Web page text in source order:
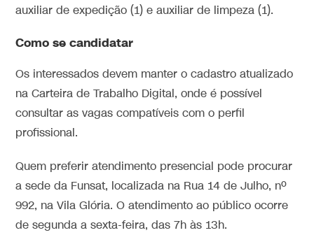
auxiliar de expedição (1) e auxiliar de limpeza (1).
Como se candidatar
Os interessados devem manter o cadastro atualizado
na Carteira de Trabalho Digital, onde é possível
consultar as vagas compatíveis com o perfil
profissional.
Quem preferir atendimento presencial pode procurar
a sede da Funsat, localizada na Rua 14 de Julho, nº
992, na Vila Glória. O atendimento ao público ocorre
de segunda a sexta-feira, das 7h às 13h.